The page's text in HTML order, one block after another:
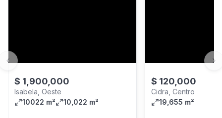
$ 1,900,000
Isabela, Oeste
10022 m²
10,022 m²
$ 120,000
Cidra, Centro
19,655 m²
Previous slide